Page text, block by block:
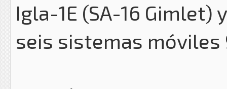
Igla-1E (SA-16 Gimlet)
seis sistemas móviles